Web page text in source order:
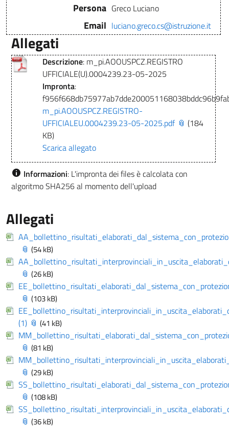
Persona Greco Luciano
Email luciano.greco.cs@istruzione.it
Allegati
Descrizione: m_pi.AOOUSPCZ.REGISTRO
UFFICIALE(U).0004239.23-05-2025
Impronta:
m_pi.AOOUSPCZ.REGISTRO-
UFFICIALEU.0004239.23-05-2025.pdf
(184
KB)
Scarica allegato
Informazioni: L'impronta dei files è calcolata con
algoritmo SHA256 al momento dell'upload
Allegati
(54 kB)
(26 kB)
(103 kB)
(1)
(41 kB)
(81 kB)
(29 kB)
(108 kB)
(36 kB)